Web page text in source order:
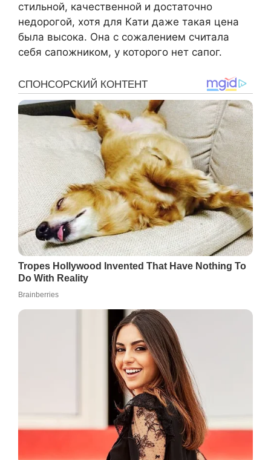
стильной, качественной и достаточно
недорогой, хотя для Кати даже такая цена
была высока. Она с сожалением считала
себя сапожником, у которого нет сапог.